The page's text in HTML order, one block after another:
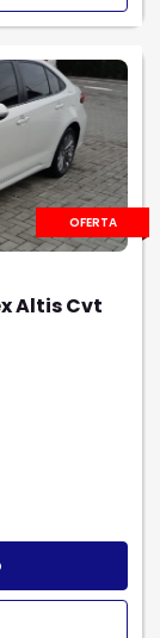
OFERTA
Altis Cvt